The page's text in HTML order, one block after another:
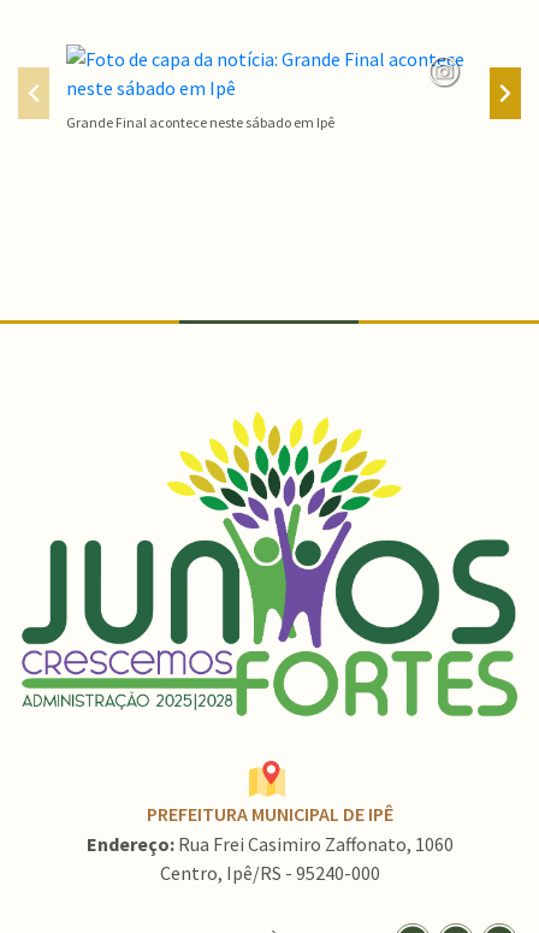
Grande Final acontece neste sábado em Ipê
PREFEITURA MUNICIPAL DE IPÊ
Endereço: Rua Frei Casimiro Zaffonato, 1060
Centro, Ipê/RS - 95240-000